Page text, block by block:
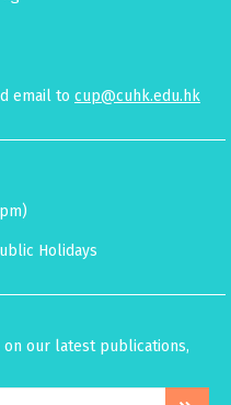
email to cup@cuhk.edu.hk
Holidays
our latest publications,